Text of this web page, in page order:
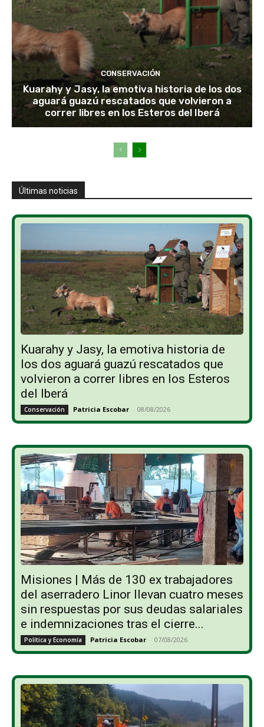
CONSERVACIÓN
Kuarahy y Jasy, la emotiva historia de los dos
aguará guazú rescatados que volvieron a
correr libres en los Esteros del Iberá
Últimas noticias
Kuarahy y Jasy, la emotiva historia de
los dos aguará guazú rescatados que
volvieron a correr libres en los Esteros
del Iberá
Conservación Patricia Escobar - 08/08/2026
Misiones | Más de 130 ex trabajadores
del aserradero Linor llevan cuatro meses
sin respuestas por sus deudas salariales
e indemnizaciones tras el cierre...
Política y Economía Patricia Escobar - 07/08/2026